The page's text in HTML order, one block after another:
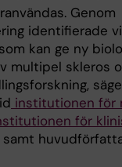
Genom
identifierade
kan ge ny
multipel skleros
institutionen för
för
samt